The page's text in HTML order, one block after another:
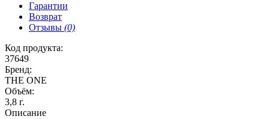
Гарантии
Возврат
Отзывы (0)
Код продукта:
37649
Бренд:
THE ONE
Объём:
3,8 г.
Описание